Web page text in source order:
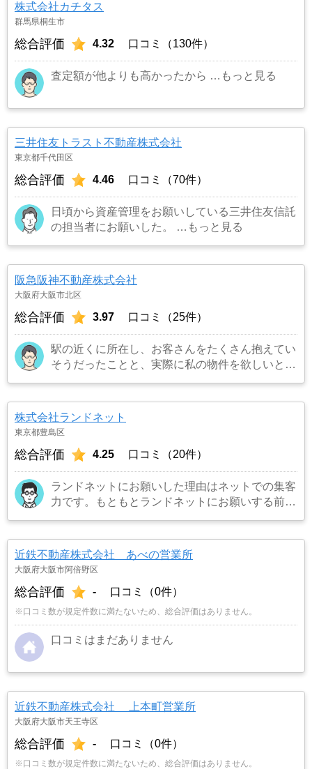
株式会社カチタス
群馬県桐生市
総合評価 4.32 口コミ（130件）
査定額が他よりも高かったから …もっと見る
三井住友トラスト不動産株式会社
東京都千代田区
総合評価 4.46 口コミ（70件）
日頃から資産管理をお願いしている三井住友信託
の担当者にお願いした。
…もっと見る
阪急阪神不動産株式会社
大阪府大阪市北区
総合評価 3.97 口コミ（25件）
駅の近くに所在し、お客さんをたくさん抱えてい
そうだったことと、実際に私の物件を欲しいとい
寧でお願いしてよかったです。
株式会社ランドネット
東京都豊島区
総合評価 4.25 口コミ（20件）
ランドネットにお願いした理由はネットでの集客
力です。もともとランドネットにお願いする前は
場がないことで地元の不動産屋では取り扱っても
らえませんでした。そこでそれまでに取引があ
した。 …もっと見る
近鉄不動産株式会社 あべの営業所
大阪府大阪市阿倍野区
総合評価 - 口コミ（0件）
※口コミ数が規定件数に満たないため、総合評価はありません。
口コミはまだありません
近鉄不動産株式会社 上本町営業所
大阪府大阪市天王寺区
総合評価 - 口コミ（0件）
※口コミ数が規定件数に満たないため、総合評価はありません。